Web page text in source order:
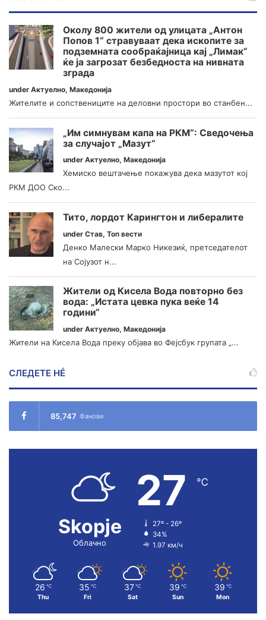
Околу 800 жители од улицата „Антон
Попов 1“ стравуваат дека ископите за
подземната сообраќајница кај „Лимак“
ќе ја загрозат безбедноста на нивната
зграда
under Актуелно, Македонија
Жителите и сопствениците на деловни простори во станбен...
„Им симнувам капа на РКМ“: Сведочења
за случајот „Мазут“
under Актуелно, Македонија
Хемиско вештачење покажува дека мазутот кој
РКМ ДОО Ско...
Тито, лордот Карингтон и либералите
under Став, Топ вести
Денко Малески Марко Никезиќ, претседателот
на Сојузот н...
Жители од Кисела Вода повторно без
вода: „Истата цевка пука веќе 14
години“
under Актуелно, Македонија
Жители на Кисела Вода преку објава во Фејсбук групата „...
СЛЕДЕТЕ НÉ
85,747 Фанови
Skopje
Облачно
27 ℃
27º - 26º
34%
1.97 км/ч
26 ℃
Thu
35 ℃
Fri
37 ℃
Sat
39 ℃
Sun
39 ℃
Mon